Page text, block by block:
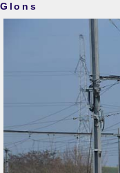
Glons